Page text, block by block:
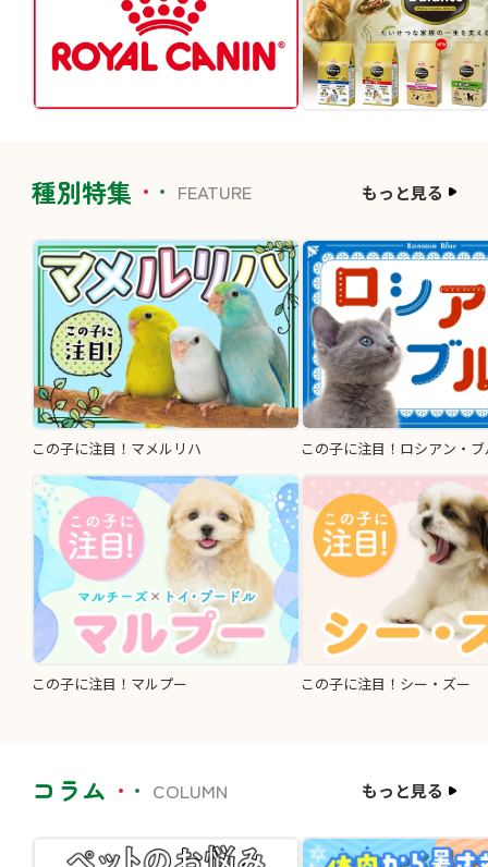
種別特集 FEATURE もっと見る
この子に注目！マメルリハ この子に注目！ロシアン・
この子に注目！マルプー この子に注目！シー・ズー
コラム COLUMN もっと見る